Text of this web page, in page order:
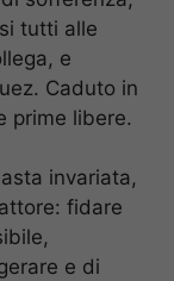
tutti alle
e
Caduto in
prime libere.
invariata,
fidare
e di